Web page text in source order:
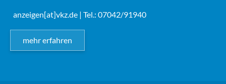
anzeigen[at]vkz.de | Tel.: 07042/91940
mehr erfahren